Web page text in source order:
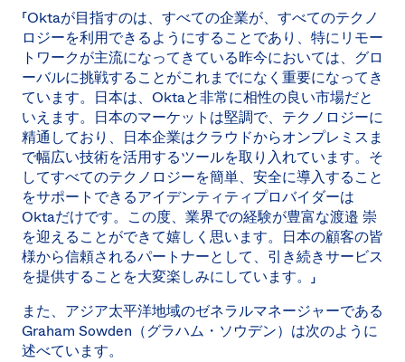
「Oktaが目指すのは、すべての企業が、すべてのテクノ
ロジーを利用できるようにすることであり、特にリモー
トワークが主流になってきている昨今においては、グロ
ーバルに挑戦することがこれまでになく重要になってき
ています。日本は、Oktaと非常に相性の良い市場だと
いえます。日本のマーケットは堅調で、テクノロジーに
精通しており、日本企業はクラウドからオンプレミスま
で幅広い技術を活用するツールを取り入れています。そ
してすべてのテクノロジーを簡単、安全に導入すること
をサポートできるアイデンティティプロバイダーは
Oktaだけです。この度、業界での経験が豊富な渡邉 崇
を迎えることができて嬉しく思います。日本の顧客の皆
様から信頼されるパートナーとして、引き続きサービス
を提供することを大変楽しみにしています。」
また、アジア太平洋地域のゼネラルマネージャーである
Graham Sowden（グラハム・ソウデン）は次のように
述べています。